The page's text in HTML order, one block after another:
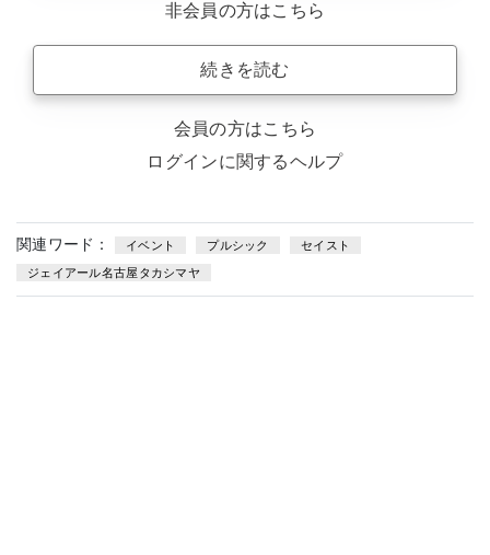
非会員の方はこちら
続きを読む
会員の方はこちら
ログインに関するヘルプ
関連ワード： イベント プルシック セイスト
ジェイアール名古屋タカシマヤ